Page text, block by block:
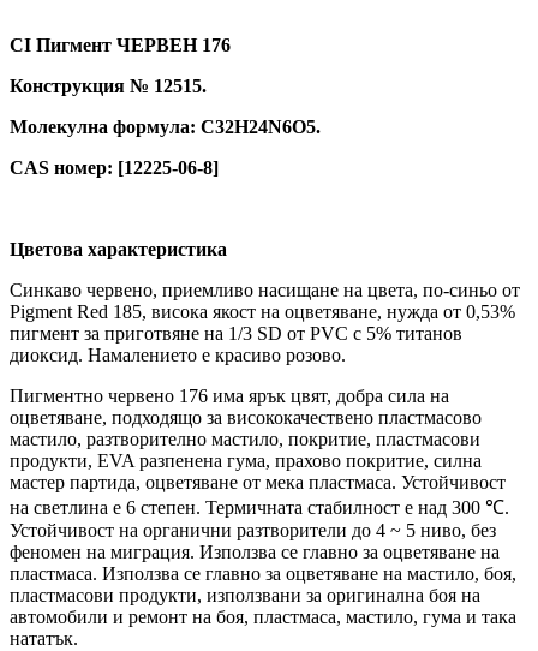
CI Пигмент ЧЕРВЕН 176
Конструкция № 12515.
Молекулна формула: C32H24N6O5.
CAS номер: [12225-06-8]
Цветова характеристика
Синкаво червено, приемливо насищане на цвета, по-синьо от
Pigment Red 185, висока якост на оцветяване, нужда от 0,53%
пигмент за приготвяне на 1/3 SD от PVC с 5% титанов
диоксид. Намалението е красиво розово.
Пигментно червено 176 има ярък цвят, добра сила на
оцветяване, подходящо за висококачествено пластмасово
мастило, разтворително мастило, покритие, пластмасови
продукти, EVA разпенена гума, прахово покритие, силна
мастер партида, оцветяване от мека пластмаса. Устойчивост
на светлина е 6 степен. Термичната стабилност е над 300 ℃.
Устойчивост на органични разтворители до 4 ~ 5 ниво, без
феномен на миграция. Използва се главно за оцветяване на
пластмаса. Използва се главно за оцветяване на мастило, боя,
пластмасови продукти, използвани за оригинална боя на
автомобили и ремонт на боя, пластмаса, мастило, гума и така
нататък.